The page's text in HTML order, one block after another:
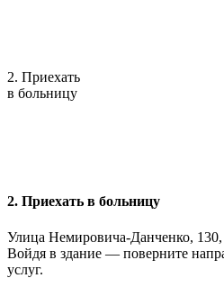
2. Приехать
в больницу
2. Приехать в больницу
Улица Немировича-Данченко,
Войдя в здание — поверните
услуг.